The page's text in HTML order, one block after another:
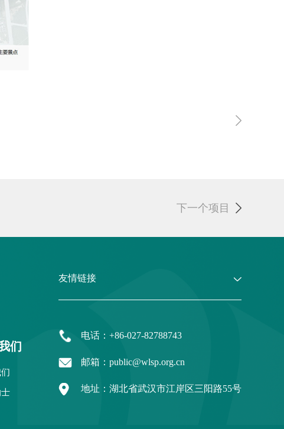
下一个项目
们
友情链接
电话：+86-027-82788743
邮箱：public@wlsp.org.cn
地址：湖北省武汉市江岸区三阳路55号